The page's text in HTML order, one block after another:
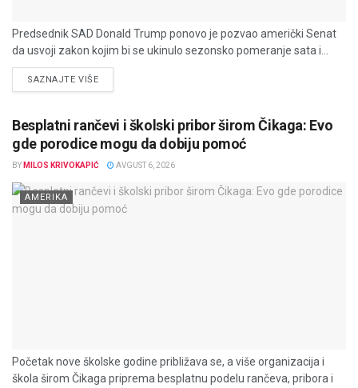
Predsednik SAD Donald Trump ponovo je pozvao američki Senat
da usvoji zakon kojim bi se ukinulo sezonsko pomeranje sata i...
SAZNAJTE VIŠEDETAILS
Besplatni rančevi i školski pribor širom Čikaga: Evo
gde porodice mogu da dobiju pomoć
BY MILOS KRIVOKAPIĆ AVGUST 6, 2026
AMERIKA
Početak nove školske godine približava se, a više organizacija i
škola širom Čikaga priprema besplatnu podelu rančeva, pribora i